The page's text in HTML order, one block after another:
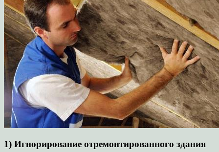
1) Игнорирование отремонтированного здания